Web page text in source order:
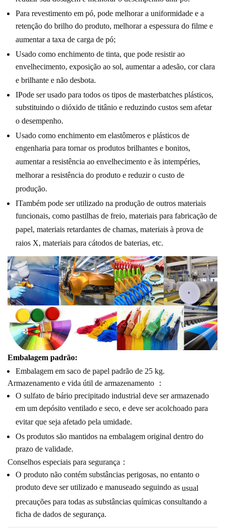
Para revestimento em pó, pode melhorar a uniformidade e a
retenção do brilho do produto, melhorar a espessura do filme e
aumentar a taxa de carga de pó;
Usado como enchimento de tinta, que pode resistir ao
envelhecimento, exposição ao sol, aumentar a adesão, cor clara
e brilhante e não desbota.
IPode ser usado para todos os tipos de masterbatches plásticos,
substituindo o dióxido de titânio e reduzindo custos sem afetar
o desempenho.
Usado como enchimento em elastômeros e plásticos de
engenharia para tornar os produtos brilhantes e bonitos,
aumentar a resistência ao envelhecimento e às intempéries,
melhorar a resistência do produto e reduzir o custo de
produção.
ITambém pode ser utilizado na produção de outros materiais
funcionais, como pastilhas de freio, materiais para fabricação de
papel, materiais retardantes de chamas, materiais à prova de
raios X, materiais para cátodos de baterias, etc.
Embalagem padrão:
Embalagem em saco de papel padrão de 25 kg.
Armazenamento e vida útil de armazenamento
：
O sulfato de bário precipitado industrial deve ser armazenado
em um depósito ventilado e seco, e deve ser acolchoado para
evitar que seja afetado pela umidade.
Os produtos são mantidos na embalagem original dentro do
prazo de validade.
Conselhos especiais para segurança ：
O produto não contém substâncias perigosas, no entanto o
produto deve ser utilizado e manuseado seguindo as usual
precauções para todas as substâncias químicas consultando a
ficha de dados de segurança.